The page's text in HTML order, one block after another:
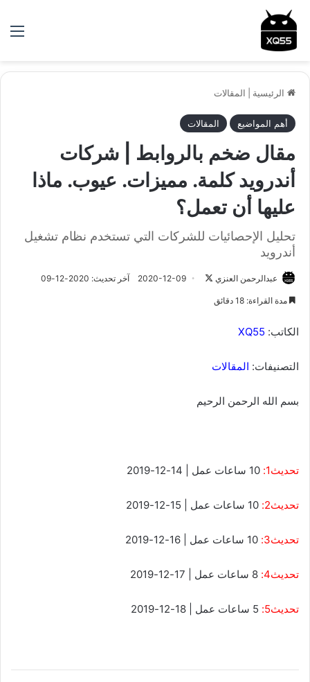
الرئيسية المقالات
أهم المواضيع المقالات
مقال ضخم بالروابط | شركات
أندرويد كلمة. مميزات. عيوب. ماذا
عليها أن تعمل؟
تحليل الإحصائيات للشركات التي تستخدم نظام تشغيل
أندرويد
عبدالرحمن العنزي 2020-12-09 آخر تحديث: 2020-12-09
مدة القراءة: 18 دقائق
الكاتب: XQ55
التصنيفات: المقالات
بسم الله الرحمن الرحيم
تحديث1:
تحديث2:
تحديث3:
تحديث4:
تحديث5: